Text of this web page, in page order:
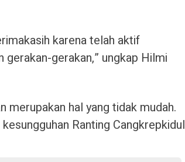
karena telah aktif
gerakan,” ungkap Hilmi
merupakan hal yang tidak mudah.
Ranting Cangkrepkidul